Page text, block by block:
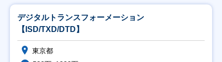
デジタルトランスフォーメーション
【ISD/TXD/DTD】
東京都